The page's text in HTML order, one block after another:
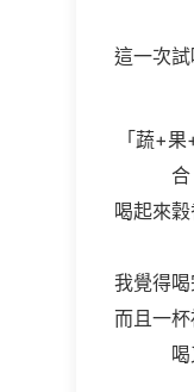
這一次
「蔬+
合
喝起來
我覺得
而且一